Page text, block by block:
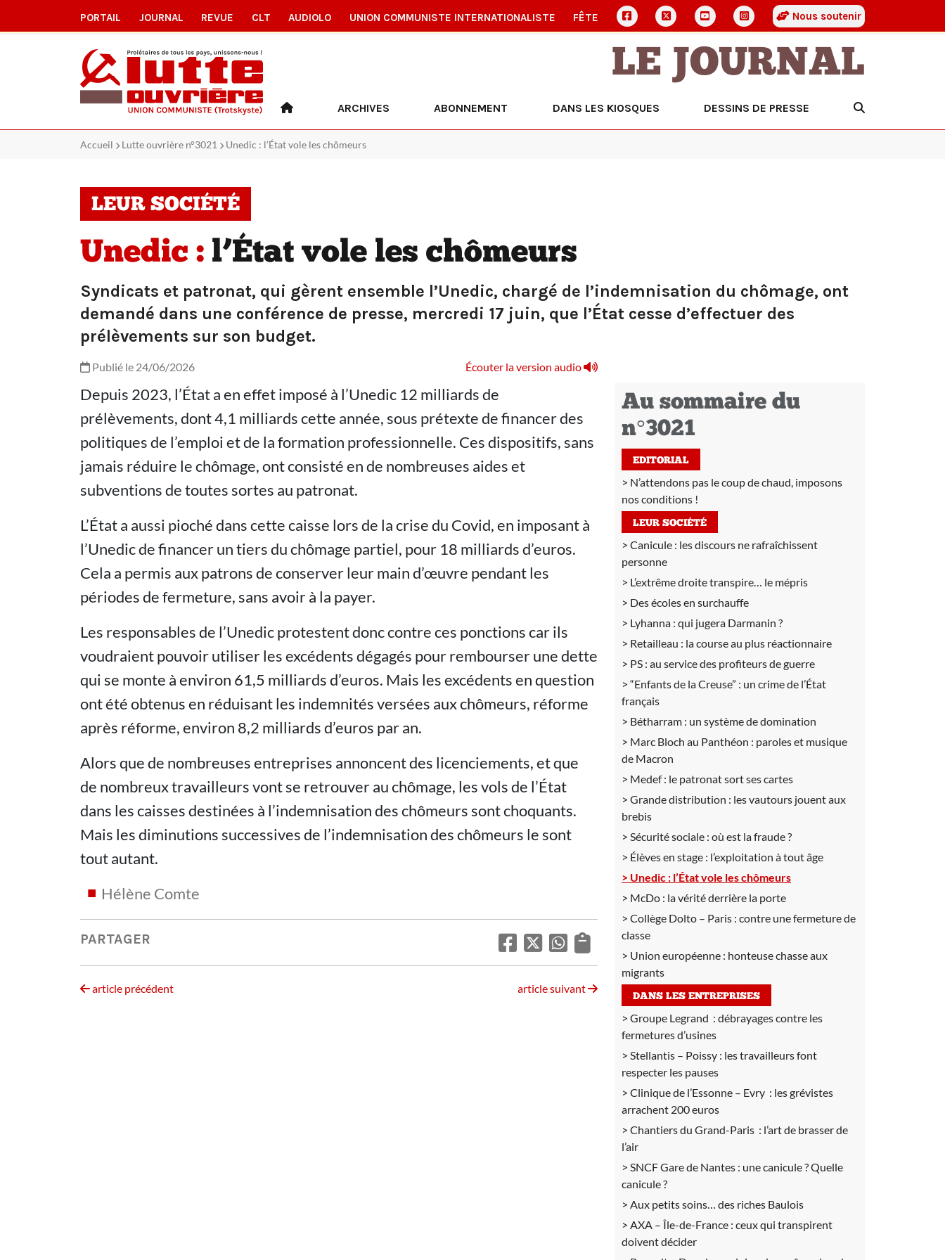
PORTAIL JOURNAL REVUE CLT AUDIOLO UNION COMMUNISTE INTERNATIONALISTE FÊTE Nous soutenir
LE JOURNAL
ARCHIVES ABONNEMENT DANS LES KIOSQUES DESSINS DE PRESSE
Accueil Lutte ouvrière n°3021 Unedic : l’État vole les chômeurs
LEUR SOCIÉTÉ
Unedic : l’État vole les chômeurs
Syndicats et patronat, qui gèrent ensemble l’Unedic, chargé de l’indemnisation du chômage, ont
demandé dans une conférence de presse, mercredi 17 juin, que l’État cesse d’effectuer des
prélèvements sur son budget.
Publié le 24/06/2026 Écouter la version audio
Depuis 2023, l’État a en effet imposé à l’Unedic 12 milliards de
prélèvements, dont 4,1 milliards cette année, sous prétexte de financer des
politiques de l’emploi et de la formation professionnelle. Ces dispositifs, sans
jamais réduire le chômage, ont consisté en de nombreuses aides et
subventions de toutes sortes au patronat.
L’État a aussi pioché dans cette caisse lors de la crise du Covid, en imposant à
l’Unedic de financer un tiers du chômage partiel, pour 18 milliards d’euros.
Cela a permis aux patrons de conserver leur main d’œuvre pendant les
périodes de fermeture, sans avoir à la payer.
Les responsables de l’Unedic protestent donc contre ces ponctions car ils
voudraient pouvoir utiliser les excédents dégagés pour rembourser une dette
qui se monte à environ 61,5 milliards d’euros. Mais les excédents en question
ont été obtenus en réduisant les indemnités versées aux chômeurs, réforme
après réforme, environ 8,2 milliards d’euros par an.
Alors que de nombreuses entreprises annoncent des licenciements, et que
de nombreux travailleurs vont se retrouver au chômage, les vols de l’État
dans les caisses destinées à l’indemnisation des chômeurs sont choquants.
Mais les diminutions successives de l’indemnisation des chômeurs le sont
tout autant.
Hélène Comte
PARTAGER
article précédent article suivant
Au sommaire du
n°3021
EDITORIAL
N’attendons pas le coup de chaud, imposons
nos conditions !
LEUR SOCIÉTÉ
Canicule : les discours ne rafraîchissent
personne
L’extrême droite transpire… le mépris
Des écoles en surchauffe
Lyhanna : qui jugera Darmanin ?
Retailleau : la course au plus réactionnaire
PS : au service des profiteurs de guerre
“Enfants de la Creuse” : un crime de l’État
français
Bétharram : un système de domination
Marc Bloch au Panthéon : paroles et musique
de Macron
Medef : le patronat sort ses cartes
Grande distribution : les vautours jouent aux
brebis
Sécurité sociale : où est la fraude ?
Élèves en stage : l’exploitation à tout âge
Unedic : l’État vole les chômeurs
McDo : la vérité derrière la porte
Collège Dolto – Paris : contre une fermeture de
classe
Union européenne : honteuse chasse aux
migrants
DANS LES ENTREPRISES
Groupe Legrand : débrayages contre les
fermetures d’usines
Stellantis – Poissy : les travailleurs font
respecter les pauses
Clinique de l’Essonne – Evry : les grévistes
arrachent 200 euros
Chantiers du Grand-Paris : l’art de brasser de
l’air
SNCF Gare de Nantes : une canicule ? Quelle
canicule ?
Aux petits soins… des riches Baulois
AXA – Île-de-France : ceux qui transpirent
doivent décider